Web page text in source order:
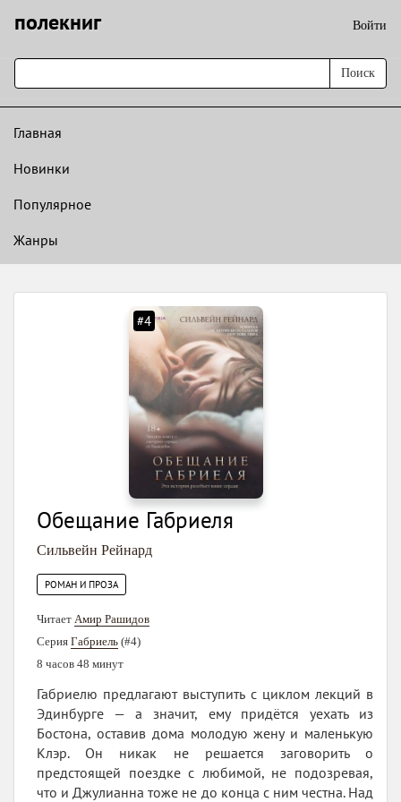
полекниг Войти
Поиск
Главная
Новинки
Популярное
Жанры
#4
Обещание Габриеля
Сильвейн Рейнард
РОМАН И ПРОЗА
Читает Амир Рашидов
Серия Габриель (#4)
8 часов 48 минут
Габриелю предлагают выступить с циклом лекций в
Эдинбурге — а значит, ему придётся уехать из
Бостона, оставив дома молодую жену и маленькую
Клэр. Он никак не решается заговорить о
предстоящей поездке с любимой, не подозревая,
что и Джулианна тоже не до конца с ним честна. Над